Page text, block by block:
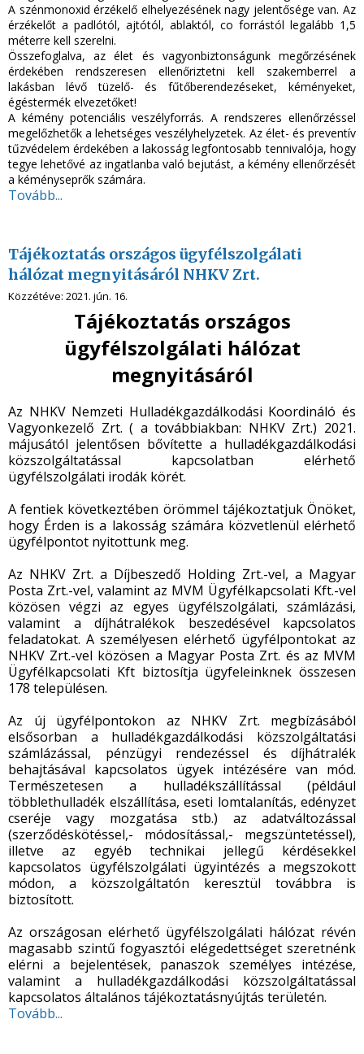
A szénmonoxid érzékelő elhelyezésének nagy jelentősége van. Az
érzékelőt a padlótól, ajtótól, ablaktól, co forrástól legalább 1,5
méterre kell szerelni.
Összefoglalva, az élet és vagyonbiztonságunk megőrzésének
érdekében rendszeresen ellenőriztetni kell szakemberrel a
lakásban lévő tüzelő- és fűtőberendezéseket, kéményeket,
égéstermék elvezetőket!
A kémény potenciális veszélyforrás. A rendszeres ellenőrzéssel
megelőzhetők a lehetséges veszélyhelyzetek. Az élet- és preventív
tűzvédelem érdekében a lakosság legfontosabb tennivalója, hogy
tegye lehetővé az ingatlanba való bejutást, a kémény ellenőrzését
a kéményseprők számára.
Tovább...
Tájékoztatás országos ügyfélszolgálati
hálózat megnyitásáról NHKV Zrt.
Közzétéve: 2021. jún. 16.
Tájékoztatás országos
ügyfélszolgálati hálózat
megnyitásáról
Az NHKV Nemzeti Hulladékgazdálkodási Koordináló és
Vagyonkezelő Zrt. ( a továbbiakban: NHKV Zrt.) 2021.
májusától jelentősen bővítette a hulladékgazdálkodási
közszolgáltatással kapcsolatban elérhető
ügyfélszolgálati irodák körét.
A fentiek következtében örömmel tájékoztatjuk Önöket,
hogy Érden is a lakosság számára közvetlenül elérhető
ügyfélpontot nyitottunk meg.
Az NHKV Zrt. a Díjbeszedő Holding Zrt.-vel, a Magyar
Posta Zrt.-vel, valamint az MVM Ügyfélkapcsolati Kft.-vel
közösen végzi az egyes ügyfélszolgálati, számlázási,
valamint a díjhátralékok beszedésével kapcsolatos
feladatokat. A személyesen elérhető ügyfélpontokat az
NHKV Zrt.-vel közösen a Magyar Posta Zrt. és az MVM
Ügyfélkapcsolati Kft biztosítja ügyfeleinknek összesen
178 településen.
Az új ügyfélpontokon az NHKV Zrt. megbízásából
elsősorban a hulladékgazdálkodási közszolgáltatási
számlázással, pénzügyi rendezéssel és díjhátralék
behajtásával kapcsolatos ügyek intézésére van mód.
Természetesen a hulladékszállítással (például
többlethulladék elszállítása, eseti lomtalanítás, edényzet
cseréje vagy mozgatása stb.) az adatváltozással
(szerződéskötéssel,- módosítással,- megszüntetéssel),
illetve az egyéb technikai jellegű kérdésekkel
kapcsolatos ügyfélszolgálati ügyintézés a megszokott
módon, a közszolgáltatón keresztül továbbra is
biztosított.
Az országosan elérhető ügyfélszolgálati hálózat révén
magasabb szintű fogyasztói elégedettséget szeretnénk
elérni a bejelentések, panaszok személyes intézése,
valamint a hulladékgazdálkodási közszolgáltatással
kapcsolatos általános tájékoztatásnyújtás területén.
Tovább...